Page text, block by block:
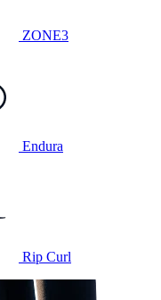
ZONE3
Endura
Rip Curl